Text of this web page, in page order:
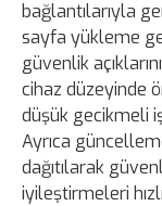
bağlantılarıyla
sayfa yükleme
güvenlik
cihaz düzeyinde
düşük gecikmeli
Ayrıca
dağıtılarak
iyileştirmeleri